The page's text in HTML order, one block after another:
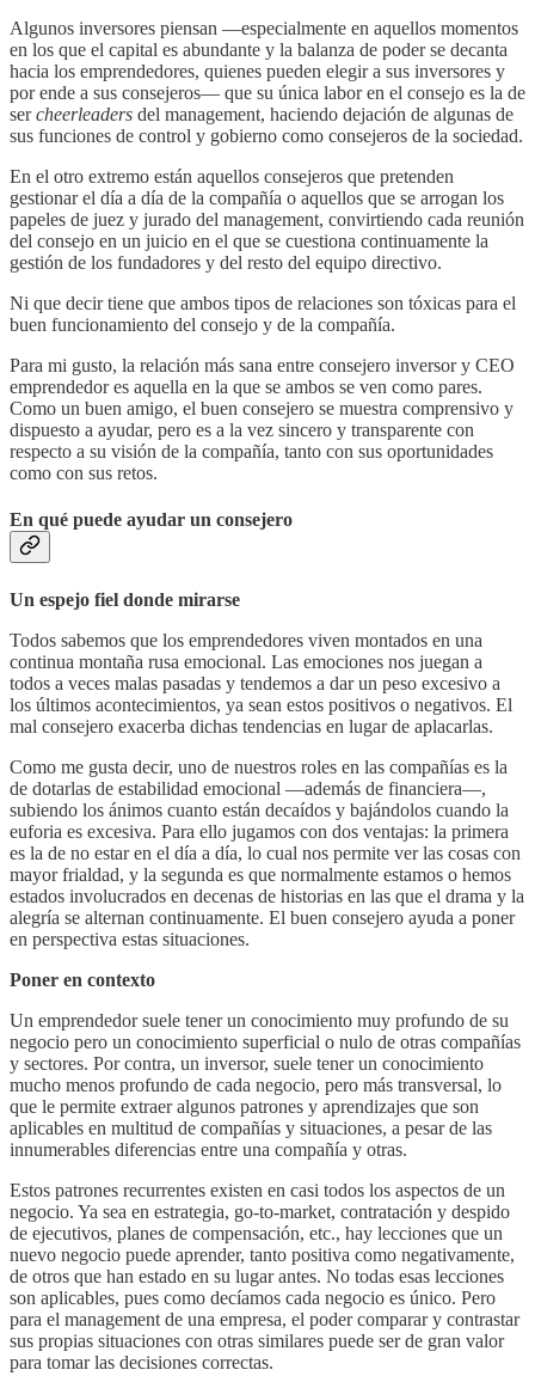
Algunos inversores piensan —especialmente en aquellos momentos
en los que el capital es abundante y la balanza de poder se decanta
hacia los emprendedores, quienes pueden elegir a sus inversores y
por ende a sus consejeros— que su única labor en el consejo es la de
sercheerleaders del management, haciendo dejación de algunas de
sus funciones de control y gobierno como consejeros de la sociedad.
En el otro extremo están aquellos consejeros que pretenden
gestionar el día a día de la compañía o aquellos que se arrogan los
papeles de juez y jurado del management, convirtiendo cada reunión
del consejo en un juicio en el que se cuestiona continuamente la
gestión de los fundadores y del resto del equipo directivo.
Ni que decir tiene que ambos tipos de relaciones son tóxicas para el
buen funcionamiento del consejo y de la compañía.
Para mi gusto, la relación más sana entre consejero inversor y CEO
emprendedor es aquella en la que se ambos se ven como pares.
Como un buen amigo, el buen consejero se muestra comprensivo y
dispuesto a ayudar, pero es a la vez sincero y transparente con
respecto a su visión de la compañía, tanto con sus oportunidades
como con sus retos.
En qué puede ayudar un consejero
Un espejo fiel donde mirarse
Todos sabemos que los emprendedores viven montados en una
continua montaña rusa emocional. Las emociones nos juegan a
todos a veces malas pasadas y tendemos a dar un peso excesivo a
los últimos acontecimientos, ya sean estos positivos o negativos. El
mal consejero exacerba dichas tendencias en lugar de aplacarlas.
Como me gusta decir, uno de nuestros roles en las compañías es la
de dotarlas de estabilidad emocional —además de financiera—,
subiendo los ánimos cuanto están decaídos y bajándolos cuando la
euforia es excesiva. Para ello jugamos con dos ventajas: la primera
es la de no estar en el día a día, lo cual nos permite ver las cosas con
mayor frialdad, y la segunda es que normalmente estamos o hemos
estados involucrados en decenas de historias en las que el drama y la
alegría se alternan continuamente. El buen consejero ayuda a poner
en perspectiva estas situaciones.
Poner en contexto
Un emprendedor suele tener un conocimiento muy profundo de su
negocio pero un conocimiento superficial o nulo de otras compañías
y sectores. Por contra, un inversor, suele tener un conocimiento
mucho menos profundo de cada negocio, pero más transversal, lo
que le permite extraer algunos patrones y aprendizajes que son
aplicables en multitud de compañías y situaciones, a pesar de las
innumerables diferencias entre una compañía y otras.
Estos patrones recurrentes existen en casi todos los aspectos de un
negocio. Ya sea en estrategia, go-to-market, contratación y despido
de ejecutivos, planes de compensación, etc., hay lecciones que un
nuevo negocio puede aprender, tanto positiva como negativamente,
de otros que han estado en su lugar antes. No todas esas lecciones
son aplicables, pues como decíamos cada negocio es único. Pero
para el management de una empresa, el poder comparar y contrastar
sus propias situaciones con otras similares puede ser de gran valor
para tomar las decisiones correctas.